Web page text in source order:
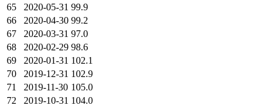
65
2020-05-31 99.9
66
2020-04-30 99.2
67
2020-03-31 97.0
68
2020-02-29 98.6
69
2020-01-31 102.1
70
2019-12-31 102.9
71
2019-11-30 105.0
72
2019-10-31 104.0